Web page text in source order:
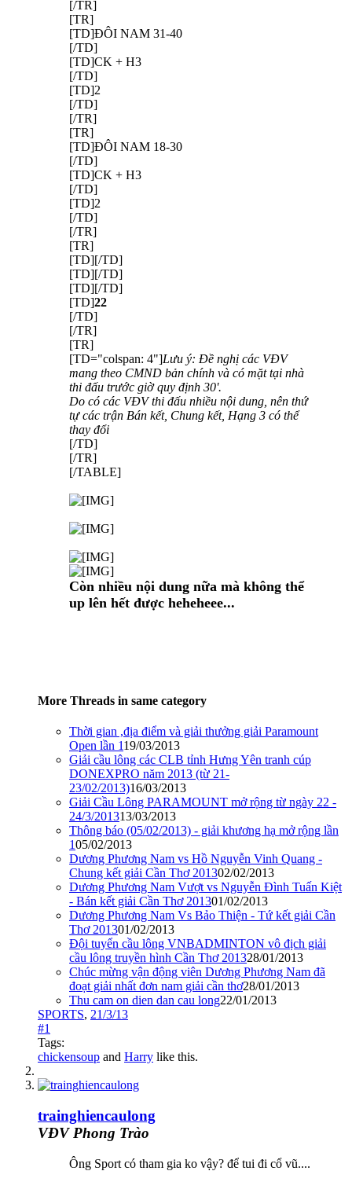
[/TR]
[TR]
[TD]ĐÔI NAM 31-40
[/TD]
[TD]CK + H3
[/TD]
[TD]2
[/TD]
[/TR]
[TR]
[TD]ĐÔI NAM 18-30
[/TD]
[TD]CK + H3
[/TD]
[TD]2
[/TD]
[/TR]
[TR]
[TD][/TD]
[TD][/TD]
[TD][/TD]
[TD]22
[/TD]
[/TR]
[TR]
[TD="colspan: 4"]Lưu ý: Đề nghị các VĐV
mang theo CMND bản chính và có mặt tại nhà
thi đấu trước giờ quy định 30'.
Do có các VĐV thi đấu nhiều nội dung, nên thứ
tự các trận Bán kết, Chung kết, Hạng 3 có thể
thay đổi
[/TD]
[/TR]
[/TABLE]
Còn nhiều nội dung nữa mà không thể
up lên hết được heheheee...
More Threads in same category
Thời gian ,địa điểm và giải thưởng giải Paramount
Open lần 119/03/2013
Giải cầu lông các CLB tỉnh Hưng Yên tranh cúp
DONEXPRO năm 2013 (từ 21-
23/02/2013)16/03/2013
Giải Cầu Lông PARAMOUNT mở rộng từ ngày 22 -
24/3/201313/03/2013
Thông báo (05/02/2013) - giải khương hạ mở rộng lần
105/02/2013
Dương Phương Nam vs Hồ Nguyễn Vinh Quang -
Chung kết giải Cần Thơ 201302/02/2013
Dương Phương Nam Vượt vs Nguyễn Đình Tuấn Kiệt
- Bán kết giải Cần Thơ 201301/02/2013
Dương Phương Nam Vs Bảo Thiện - Tứ kết giải Cần
Thơ 201301/02/2013
Đội tuyển cầu lông VNBADMINTON vô địch giải
cầu lông truyền hình Cần Thơ 201328/01/2013
Chúc mừng vận động viên Dương Phương Nam đã
đoạt giải nhất đơn nam giải cần thơ28/01/2013
Thu cam on dien dan cau long22/01/2013
SPORTS, 21/3/13
#1
Tags:
chickensoup and Harry like this.
trainghiencaulong
VĐV Phong Trào
Ông Sport có tham gia ko vậy? để tui đi cổ vũ....